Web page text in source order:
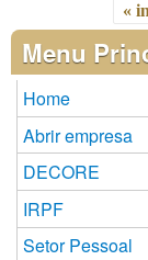
Páginas
«
Menu
Home
Abrir empresa
DECORE
IRPF
Setor Pessoal